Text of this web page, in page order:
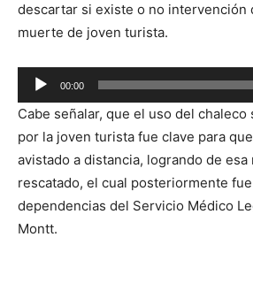
descartar si existe o no intervención
muerte de joven turista.
Reproductor
de
audio
00:00
Cabe señalar, que el uso del chaleco
por la joven turista fue clave para
avistado a distancia, logrando de esa
rescatado, el cual posteriormente
dependencias del Servicio Médico
Montt.